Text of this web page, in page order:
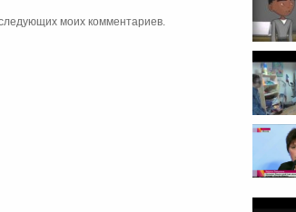
моих комментариев.